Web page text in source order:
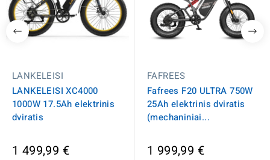
LANKELEISI
LANKELEISI XC4000
1000W 17.5Ah elektrinis
dviratis
1 499,99 €
FAFREES
Fafrees F20 ULTRA 750W
25Ah elektrinis dviratis
(mechaniniai...
1 999,99 €